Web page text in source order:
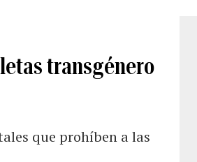
transgénero
que prohíben a las